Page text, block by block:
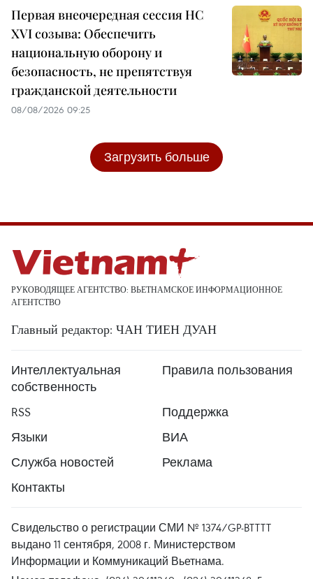
Первая внеочередная сессия НС
XVI созыва: Обеспечить
национальную оборону и
безопасность, не препятствуя
гражданской деятельности
08/08/2026 09:25
Загрузить больше
РУКОВОДЯЩЕЕ АГЕНТСТВО: ВЬЕТНАМСКОЕ ИНФОРМАЦИОННОЕ
АГЕНТСТВО
Главный редактор: ЧАН ТИЕН ДУАН
Интеллектуальная
собственность
Правила пользования
RSS
Поддержка
Языки
ВИА
Служба новостей
Реклама
Контакты
Свидельство о регистрации СМИ № 1374/GP-BTTTT
выдано 11 сентября, 2008 г. Министерством
Информации и Коммуникаций Вьетнама.